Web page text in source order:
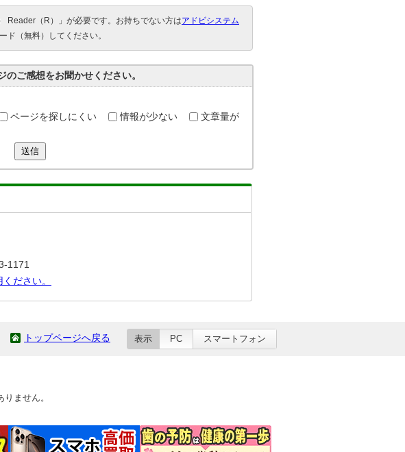
Reader（R）」が必要です。お持ちでない方はアドビシステム
ド（無料）してください。
ご感想をお聞かせください。
ページを探しにくい 情報が少ない
文章量が
送信
1171
ださい。
トップページへ戻る 表示 PC スマートフォン
ません。